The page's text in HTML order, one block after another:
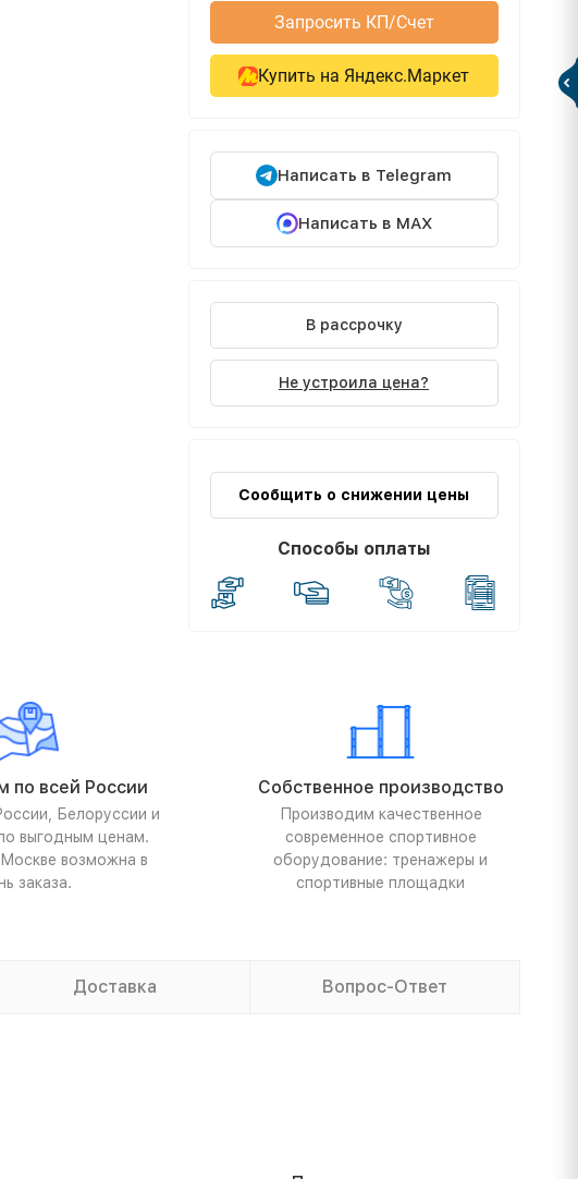
Запросить КП/Счет
Купить на Яндекс.Маркет
Написать в Telegram
Написать в MAX
В рассрочку
Не устроила цена?
Сообщить о снижении цены
Способы оплаты
по всей России
Белоруссии и
выгодным ценам.
возможна в
заказа.
Собственное производство
Производим качественное
современное спортивное
оборудование: тренажеры и
спортивные площадки
Доставка Вопрос-Ответ